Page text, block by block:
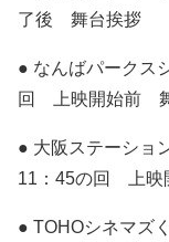
了後 舞台挨拶
● なんばパークス
回 上映開始前
● 大阪ステーショ
11：45の回 上
● TOHOシネマ